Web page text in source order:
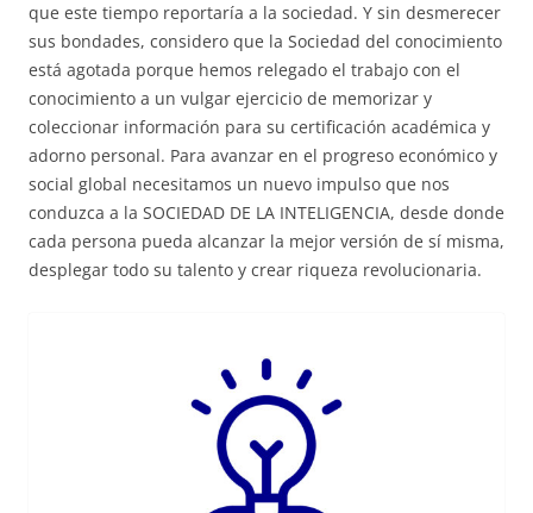
que este tiempo reportaría a la sociedad. Y sin desmerecer
sus bondades, considero que la Sociedad del conocimiento
está agotada porque hemos relegado el trabajo con el
conocimiento a un vulgar ejercicio de memorizar y
coleccionar información para su certificación académica y
adorno personal. Para avanzar en el progreso económico y
social global necesitamos un nuevo impulso que nos
conduzca a la SOCIEDAD DE LA INTELIGENCIA, desde donde
cada persona pueda alcanzar la mejor versión de sí misma,
desplegar todo su talento y crear riqueza revolucionaria.